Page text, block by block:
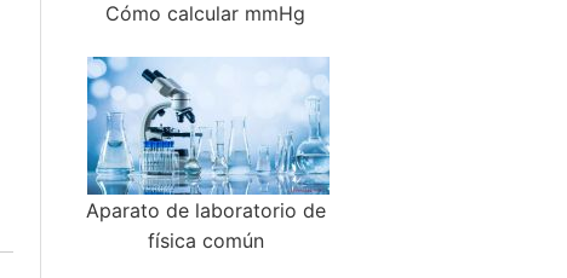
Cómo calcular mmHg
Aparato de laboratorio de
física común